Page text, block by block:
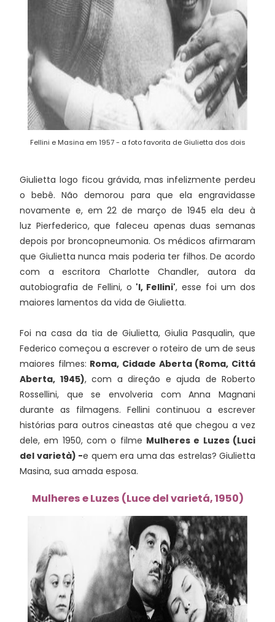
Fellini e Masina em 1957 - a foto favorita de Giulietta dos dois
Giulietta logo ficou grávida, mas infelizmente perdeu
o bebê. Não demorou para que ela engravidasse
novamente e, em 22 de março de 1945 ela deu à
luz Pierfederico, que faleceu apenas duas semanas
depois por broncopneumonia. Os médicos afirmaram
que Giulietta nunca mais poderia ter filhos. De acordo
com a escritora Charlotte Chandler, autora da
autobiografia de Fellini, o 'I, Fellini', esse foi um dos
maiores lamentos da vida de Giulietta.
Foi na casa da tia de Giulietta, Giulia Pasqualin, que
Federico começou a escrever o roteiro de um de seus
maiores filmes: Roma, Cidade Aberta (Roma, Cittá
Aberta, 1945), com a direção e ajuda de Roberto
Rossellini, que se envolveria com Anna Magnani
durante as filmagens. Fellini continuou a escrever
histórias para outros cineastas até que chegou a vez
dele, em 1950, com o filme Mulheres e Luzes (Luci
del varietà) -e quem era uma das estrelas? Giulietta
Masina, sua amada esposa.
Mulheres e Luzes (Luce del varietá, 1950)